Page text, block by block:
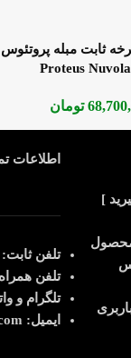
ثابت مبله پروتئوس
Proteus
تومان
]
محصول
اطلاعات
تلفن ثابت:
تلفن
تلگرام و
ایمیل: info@deluxekala.com